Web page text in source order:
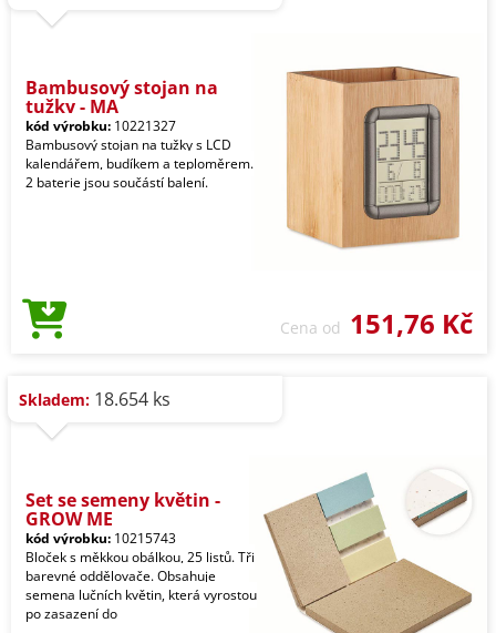
Bambusový stojan na
tužky - MA
kód výrobku: 10221327
Bambusový stojan na tužky s LCD
kalendářem, budíkem a teploměrem.
2 baterie jsou součástí balení.
Cena od 151,76 Kč
Skladem: 18.654 ks
Set se semeny květin -
GROW ME
kód výrobku: 10215743
Bloček s měkkou obálkou, 25 listů. Tři
barevné oddělovače. Obsahuje
semena lučních květin, která vyrostou
po zasazení do